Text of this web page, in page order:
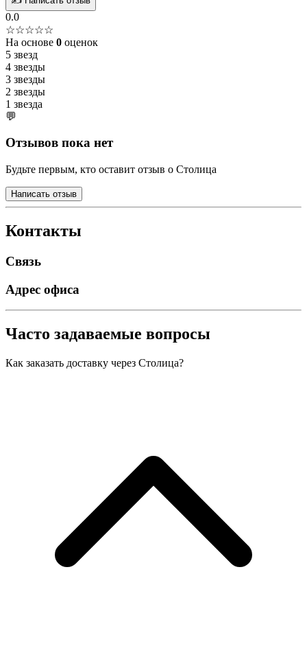
0.0
☆☆☆☆☆
На основе 0 оценок
5 звезд
4 звезды
3 звезды
2 звезды
1 звезда
💬
Отзывов пока нет
Будьте первым, кто оставит отзыв о Столица
Написать отзыв
Контакты
Связь
Адрес офиса
Часто задаваемые вопросы
Как заказать доставку через Столица?